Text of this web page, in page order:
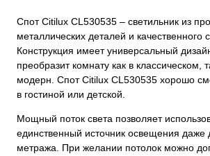
Спот Citilux CL530535 – светильник из
металлических деталей и качественного
Конструкция имеет универсальный
преобразит комнату как в классическом,
модерн. Спот Citilux CL530535 хорошо
в гостиной или детской.
Мощный поток света позволяет
единственный источник освещения даже
метража. При желании потолок можно